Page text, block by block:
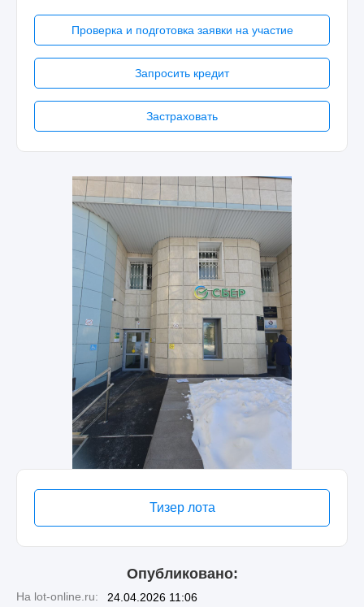
Проверка и подготовка заявки на участие
Запросить кредит
Застраховать
Тизер лота
Опубликовано:
На lot-online.ru: 24.04.2026 11:06